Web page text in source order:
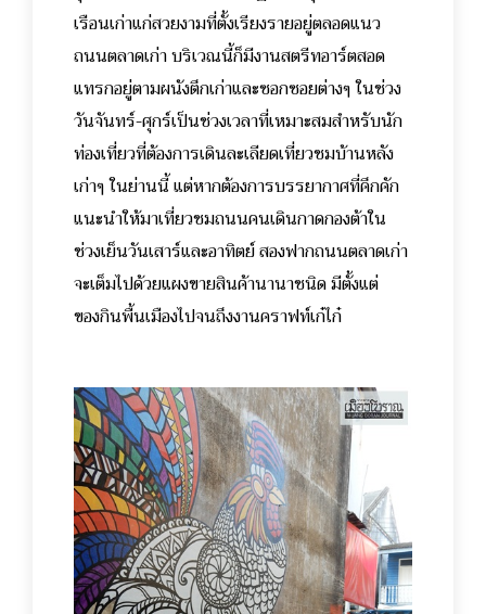
เรือนเก่าแก่สวยงามที่ตั้งเรียงรายอยู่ตลอดแนว
ถนนตลาดเก่า บริเวณนี้ก็มีงานสตรีทอาร์ตสอด
แทรกอยู่ตามผนังตึกเก่าและซอกซอยต่างๆ ในช่วง
วันจันทร์-ศุกร์เป็นช่วงเวลาที่เหมาะสมสำหรับนัก
ท่องเที่ยวที่ต้องการเดินละเลียดเที่ยวชมบ้านหลัง
เก่าๆ ในย่านนี้ แต่หากต้องการบรรยากาศที่คึกคัก
แนะนำให้มาเที่ยวชมถนนคนเดินกาดกองต้าใน
ช่วงเย็นวันเสาร์และอาทิตย์ สองฟากถนนตลาดเก่า
จะเต็มไปด้วยแผงขายสินค้านานาชนิด มีตั้งแต่
ของกินพื้นเมืองไปจนถึงงานคราฟท์เก๋ไก๋